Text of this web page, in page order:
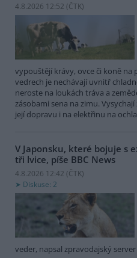
4.8.2026 12:52 (ČTK)
vypouštějí krávy, ovce či koně na
vedrech je nechávají uvnitř
neroste na loukách tráva a
zásobami sena na zimu.
její dopravu i na elektřinu na
V Japonsku, které bojuje s
tři lvice, píše BBC News
4.8.2026 12:42 (ČTK)
Diskuse: 2
veder, napsal zpravodajský server